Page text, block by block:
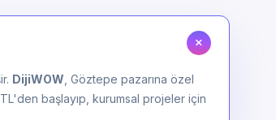
DijiWOW , Göztepe pazarına özel
başlayıp, kurumsal projeler için